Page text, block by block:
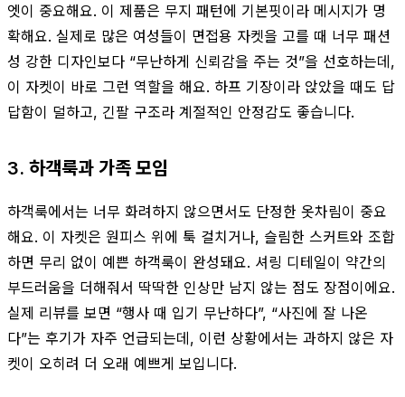
엣이 중요해요. 이 제품은 무지 패턴에 기본핏이라 메시지가 명
확해요. 실제로 많은 여성들이 면접용 자켓을 고를 때 너무 패션
성 강한 디자인보다 “무난하게 신뢰감을 주는 것”을 선호하는데,
이 자켓이 바로 그런 역할을 해요. 하프 기장이라 앉았을 때도 답
답함이 덜하고, 긴팔 구조라 계절적인 안정감도 좋습니다.
3. 하객룩과 가족 모임
하객룩에서는 너무 화려하지 않으면서도 단정한 옷차림이 중요
해요. 이 자켓은 원피스 위에 툭 걸치거나, 슬림한 스커트와 조합
하면 무리 없이 예쁜 하객룩이 완성돼요. 셔링 디테일이 약간의
부드러움을 더해줘서 딱딱한 인상만 남지 않는 점도 장점이에요.
실제 리뷰를 보면 “행사 때 입기 무난하다”, “사진에 잘 나온
다”는 후기가 자주 언급되는데, 이런 상황에서는 과하지 않은 자
켓이 오히려 더 오래 예쁘게 보입니다.